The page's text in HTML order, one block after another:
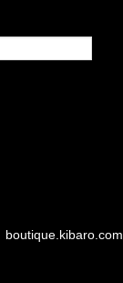
boutique.kibaro.com